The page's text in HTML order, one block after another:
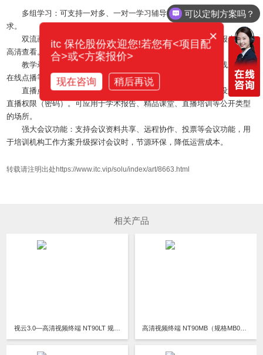
多组学习：可支持一对多、一对一学习辅导等多样化的培训业务需
求。
双流画面：进行培训教学时，支持主讲人视频与教案材料、报表同步
高清查看。
教学录制：对远程
视频会议 与培训的内容进行录制存储、在线直播、
在线点播等。
直播点播：可将会场的画面或者会议的画面对外直播，支持设置观看
直播权限（密码）。可应用于学术报告、精品课堂、直播培训等公开类型
的场所。
强大会议功能：支持会议资料共享、远程协作、投票等会议功能，用
于培训机构工作方案升级探讨会议时，节源环保，降低运营成本。
转载请注明出处https://www.itc.vip/solu/index/art/8663.html
相关产品
视云3.0—高清视频终端 NT90LT 规格LT01M4/LT01M8/LT01M16
可以定制方案吗？
×
itc 保伦股份欢迎您!若您有<项目配
合>或<方案报价>
现在咨询 稍后再说